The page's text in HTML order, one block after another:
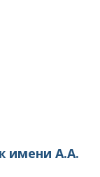
имени А.А.